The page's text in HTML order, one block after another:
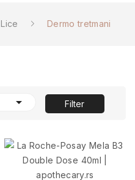
Lice Dermo tretmani
 Filter